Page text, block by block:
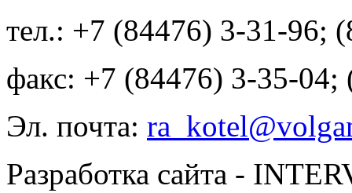
тел.: +7 (84476) 3-31-96;
факс: +7 (84476) 3-35-04;
Эл. почта:
Разработка сайта -